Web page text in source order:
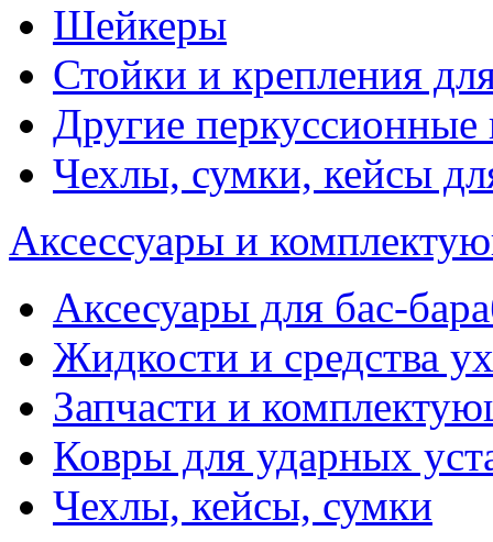
Шейкеры
Стойки и крепления
Другие
Чехлы, сумки, кейсы
Аксессуары и
Аксесуары для бас-
Жидкости и средства
Запчасти и
Ковры для ударных
Чехлы, кейсы, сумки